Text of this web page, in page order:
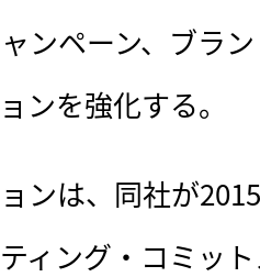
ンペーン、ブラ
ンを強化する。
ンは、 同社が
ィング・コミッ